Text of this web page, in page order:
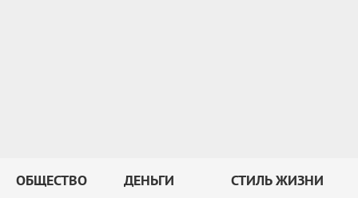
ОБЩЕСТВО ДЕНЬГИ СТИЛЬ ЖИЗНИ